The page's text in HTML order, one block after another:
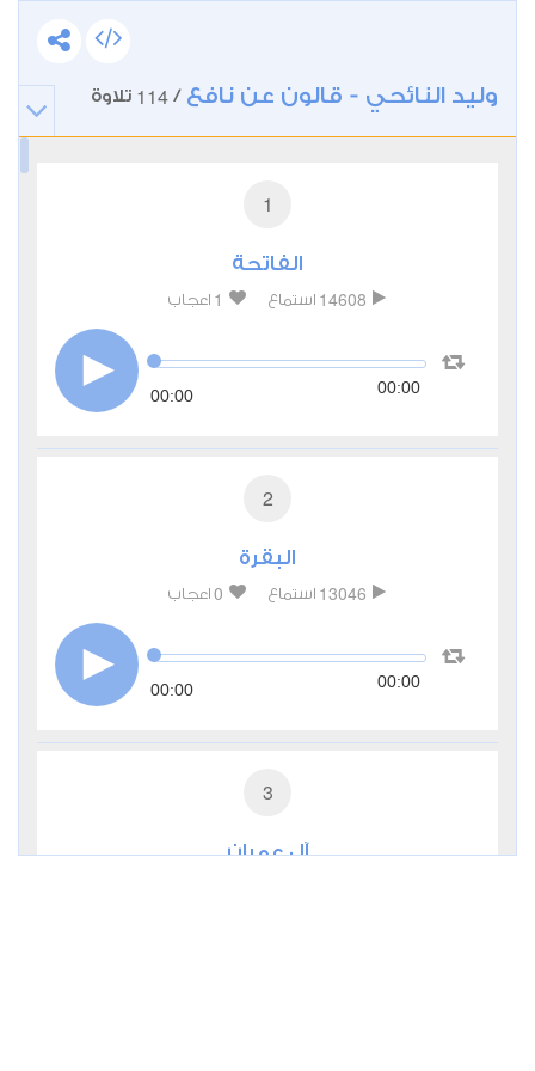
وليد النائحي - قالون عن نافع /
114 تلاوة
1
الفاتحة
14608 استماع 1 اعجاب
00:00 00:00
2
البقرة
13046 استماع 0 اعجاب
00:00 00:00
3
آل عمران